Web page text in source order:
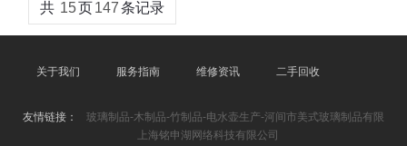
共 15页147条记录
关于我们 服务指南 维修资讯 二手回收
友情链接：
玻璃制品-木制品-竹制品-电水壶生产-河间市美式玻璃制品有限
上海铭申湖网络科技有限公司